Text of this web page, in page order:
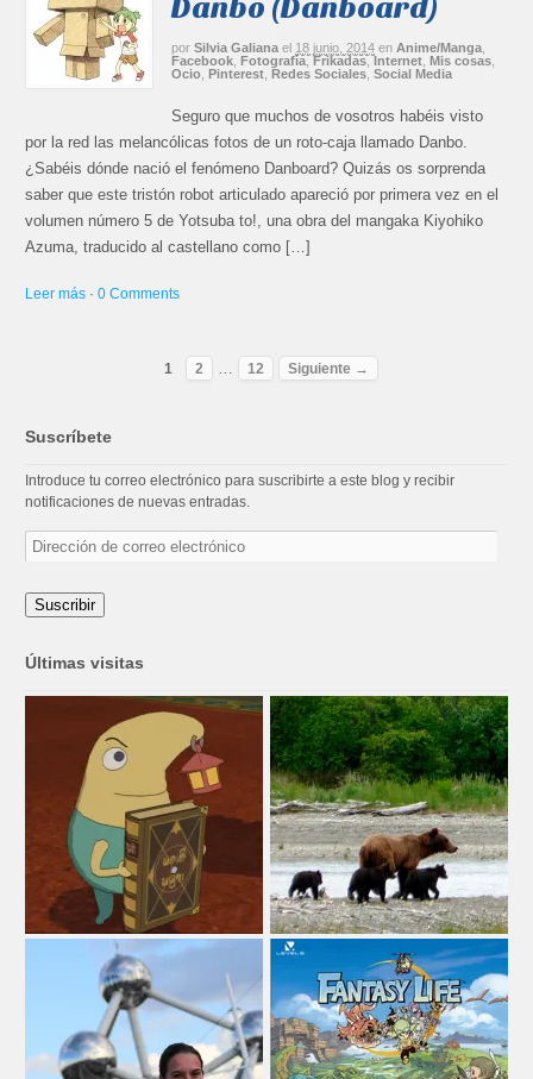
Danbo (Danboard)
por Silvia Galiana el 18 junio, 2014 en Anime/Manga
Facebook ,Fotografía,Frikadas,Internet ,Mis cosas
Ocio ,Pinterest ,Redes Sociales ,Social Media
Seguro que muchos de vosotros habéis visto
por la red las melancólicas fotos de un roto-caja llamado Danbo.
¿Sabéis dónde nació el fenómeno Danboard? Quizás os sorprenda
saber que este tristón robot articulado apareció por primera vez en el
volumen número 5 de Yotsuba to!, una obra del mangaka Kiyohiko
Azuma, traducido al castellano como […]
Leer más ·0 Comments
1 2 12 Siguiente →
Suscríbete
Introduce tu correo electrónico para suscribirte a este blog y recibir
notificaciones de nuevas entradas.
Dirección
de
electrónico
Suscribir
Últimas visitas